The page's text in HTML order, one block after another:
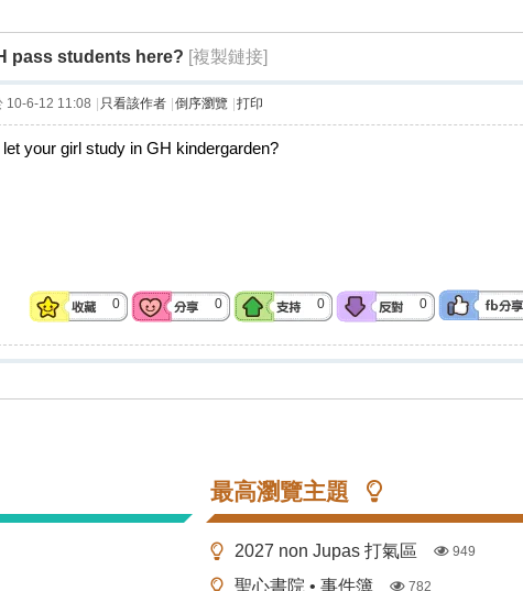
pass students here? [複製鏈接]
10-6-12 11:08 只看該作者 倒序瀏覽 打印
your girl study in GH kindergarden?
0 0 0 0
最高瀏覽主題
2027 non Jupas 打氣區 949
聖心書院 • 事件簿 782